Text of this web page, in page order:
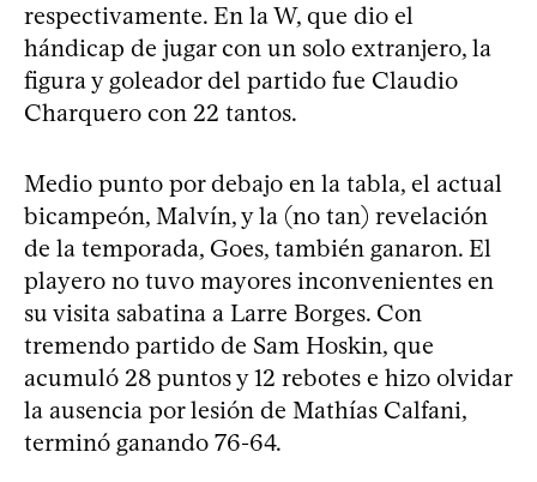
respectivamente. En la W, que dio el
hándicap de jugar con un solo extranjero, la
figura y goleador del partido fue Claudio
Charquero con 22 tantos.
Medio punto por debajo en la tabla, el actual
bicampeón, Malvín, y la (no tan) revelación
de la temporada, Goes, también ganaron. El
playero no tuvo mayores inconvenientes en
su visita sabatina a Larre Borges. Con
tremendo partido de Sam Hoskin, que
acumuló 28 puntos y 12 rebotes e hizo olvidar
la ausencia por lesión de Mathías Calfani,
terminó ganando 76-64.